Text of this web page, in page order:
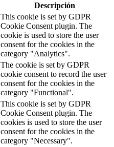
Descripción
This cookie is set by GDPR
Cookie Consent plugin. The
cookie is used to store the user
consent for the cookies in the
category "Analytics".
The cookie is set by GDPR
cookie consent to record the user
consent for the cookies in the
category "Functional".
This cookie is set by GDPR
Cookie Consent plugin. The
cookies is used to store the user
consent for the cookies in the
category "Necessary".